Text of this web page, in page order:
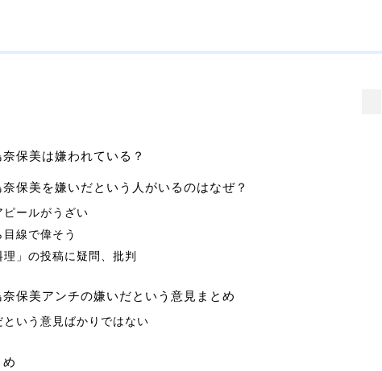
奈保美は嫌われている？
奈保美を嫌いだという人がいるのはなぜ？
ピールがうざい
目線で偉そう
理」の投稿に疑問、批判
奈保美アンチの嫌いだという意見まとめ
という意見ばかりではない
め